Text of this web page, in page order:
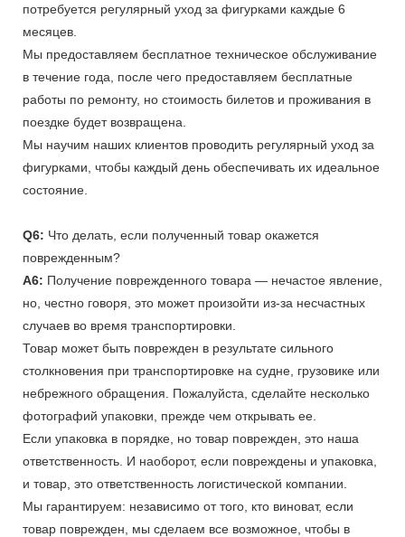
потребуется регулярный уход за фигурками каждые 6
месяцев.
Мы предоставляем бесплатное техническое обслуживание
в течение года, после чего предоставляем бесплатные
работы по ремонту, но стоимость билетов и проживания в
поездке будет возвращена.
Мы научим наших клиентов проводить регулярный уход за
фигурками, чтобы каждый день обеспечивать их идеальное
состояние.
Q6: Что делать, если полученный товар окажется
поврежденным?
A6: Получение поврежденного товара — нечастое явление,
но, честно говоря, это может произойти из-за несчастных
случаев во время транспортировки.
Товар может быть поврежден в результате сильного
столкновения при транспортировке на судне, грузовике или
небрежного обращения. Пожалуйста, сделайте несколько
фотографий упаковки, прежде чем открывать ее.
Если упаковка в порядке, но товар поврежден, это наша
ответственность. И наоборот, если повреждены и упаковка,
и товар, это ответственность логистической компании.
Мы гарантируем: независимо от того, кто виноват, если
товар поврежден, мы сделаем все возможное, чтобы в